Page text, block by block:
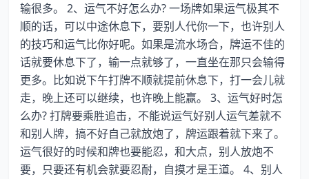
输很多。 2、运气不好怎么办? 一场牌如果运气极其不
顺的话，可以中途休息下，要别人代你一下，也许别人
的技巧和运气比你好呢。如果是流水场合，牌运不佳的
话就要休息下了，输一点就够了，一直坐在那只会输得
更多。比如说下午打牌不顺就提前休息下，打一会儿就
走，晚上还可以继续，也许晚上能赢。 3、运气好时怎
么办? 打牌要乘胜追击，不能说运气好别人运气差就不
和别人牌，搞不好自己就放炮了，牌运跟着就下来了。
运气很好的时候和牌也要能忍，和大点，别人放炮不
要，只要还有机会就要忍耐，自摸才是王道。 4、别人